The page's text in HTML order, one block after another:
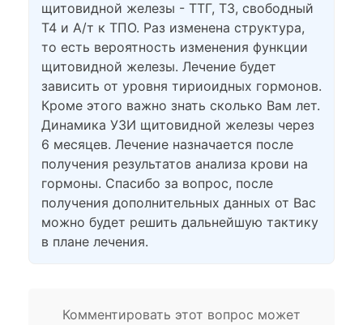
щитовидной железы - ТТГ, Т3, свободный
Т4 и А/т к ТПО. Раз изменена структура,
то есть вероятность изменения функции
щитовидной железы. Лечение будет
зависить от уровня тириоидных гормонов.
Кроме этого важно знать сколько Вам лет.
Динамика УЗИ щитовидной железы через
6 месяцев. Лечение назначается после
получения результатов анализа крови на
гормоны. Спасибо за вопрос, после
получения дополнительных данных от Вас
можно будет решить дальнейшую тактику
в плане лечения.
Комментировать этот вопрос может